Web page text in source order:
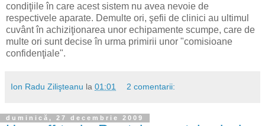
condiţiile în care acest sistem nu avea nevoie de
respectivele aparate. Demulte ori, şefii de clinici au ultimul
cuvânt în achiziţionarea unor echipamente scumpe, care de
multe ori sunt decise în urma primirii unor "comisioane
confidenţiale".
Ion Radu Zilişteanu la 01:01 2 comentarii:
duminică, 27 decembrie 2009